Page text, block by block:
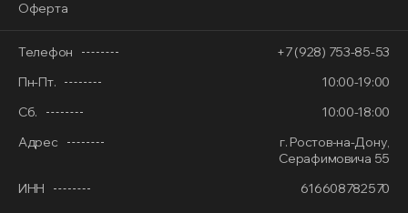
Оферта
Телефон
+7 (928) 753-85-53
Пн-Пт.
10:00-19:00
Сб.
10:00-18:00
Адрес
г. Ростов-на-Дону,
Серафимовича 55
ИНН
616608782570